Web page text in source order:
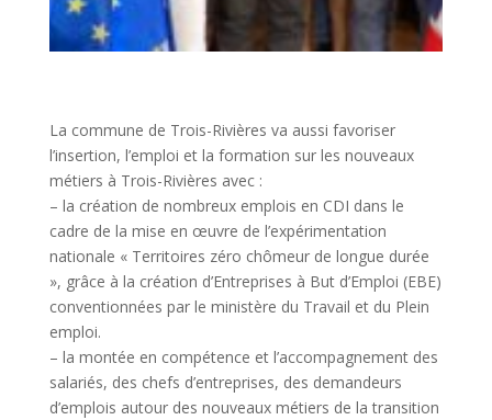
La commune de Trois-Rivières va aussi favoriser
l’insertion, l’emploi et la formation sur les nouveaux
métiers à Trois-Rivières avec :
– la création de nombreux emplois en CDI dans le
cadre de la mise en œuvre de l’expérimentation
nationale « Territoires zéro chômeur de longue durée
», grâce à la création d’Entreprises à But d’Emploi (EBE)
conventionnées par le ministère du Travail et du Plein
emploi.
– la montée en compétence et l’accompagnement des
salariés, des chefs d’entreprises, des demandeurs
d’emplois autour des nouveaux métiers de la transition